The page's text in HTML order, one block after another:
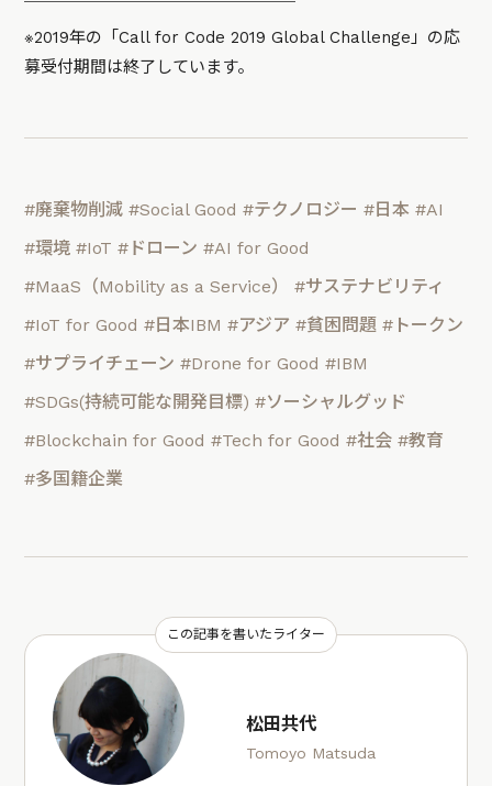
※2019年の「Call for Code 2019 Global Challenge」の応
募受付期間は終了しています。
#廃棄物削減 #Social Good #テクノロジー #日本 #AI
#環境 #IoT #ドローン #AI for Good
#MaaS（Mobility as a Service）
#サステナビリティ
#IoT for Good #日本IBM #アジア #貧困問題 #トークン
#サプライチェーン #Drone for Good #IBM
#SDGs(持続可能な開発目標) #ソーシャルグッド
#Blockchain for Good #Tech for Good #社会 #教育
#多国籍企業
この記事を書いたライター
松田共代
Tomoyo Matsuda